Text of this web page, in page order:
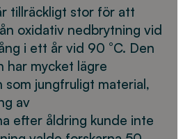
tillräckligt stor för att
oxidativ nedbrytning vid
i ett år vid 90 °C. Den
har mycket lägre
jungfruligt material,
av
efter åldring kunde inte